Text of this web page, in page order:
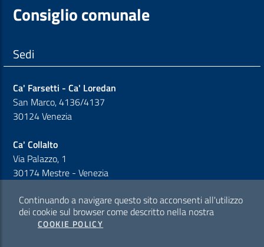
Consiglio comunale
Sedi
Ca' Farsetti - Ca' Loredan
San Marco, 4136/4137
30124 Venezia
Ca' Collalto
Via Palazzo, 1
30174 Mestre - Venezia
Sezione Link Policy
Cookie policy
Continuando a navigare questo sito acconsenti all'utilizzo
dei cookie sul browser come descritto nella nostra
COOKIE POLICY